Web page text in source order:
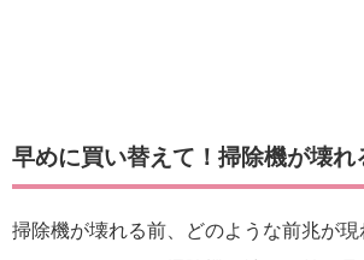
早めに買い替えて！掃除機が壊れ
掃除機が壊れる前、どのような前兆が現